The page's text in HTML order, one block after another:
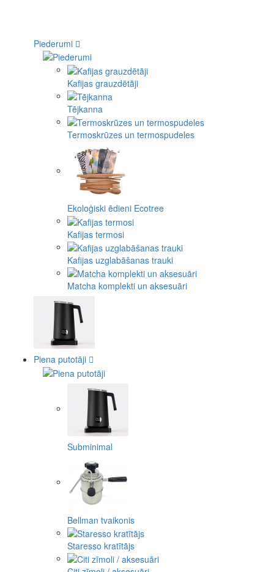
Piederumi
Kafijas grauzdētāji
Tējkanna
Termoskrūzes un termospudeles
Ekoloģiski ēdieni Ecotree
Kafijas termosi
Kafijas uzglabāšanas trauki
Matcha komplekti un aksesuāri
Piena putotāji
Subminimal
Bellman tvaikonis
Staresso kratītājs